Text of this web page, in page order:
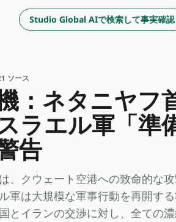
Studio Global AIで検索して事実確認
ソース
：ネタニヤフ
ラエル軍「準
告
、クウェート空港への致命的な
軍は大規模な軍事行動を再開す
とイランの交渉に対し、全ての